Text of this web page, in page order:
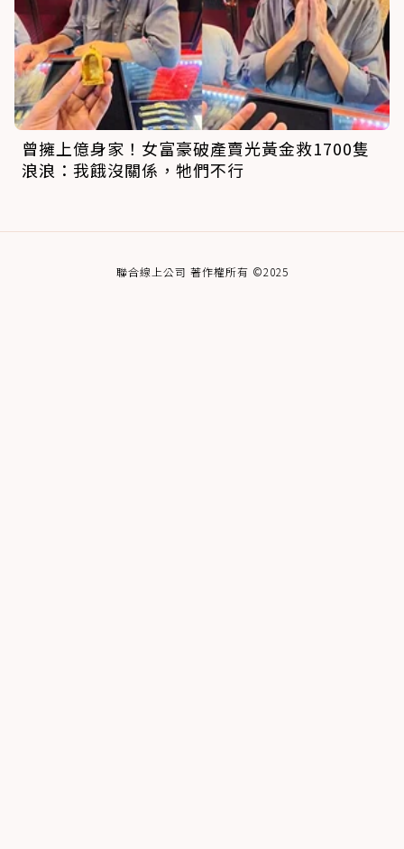
曾擁上億身家！女富豪破產賣光黃金救1700隻
浪浪：我餓沒關係，牠們不行
聯合線上公司 著作權所有 ©2025